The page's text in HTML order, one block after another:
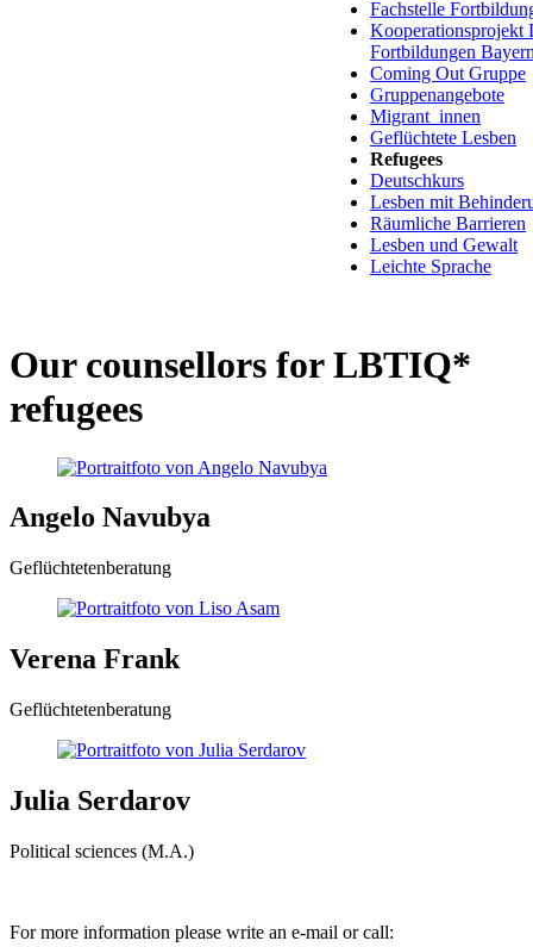
Fachstelle
Fortbildungen
Coming Out Gruppe
Gruppenangebote
Migrant_innen
Geflüchtete Lesben
Refugees
Deutschkurs
Lesben mit
Räumliche Barrieren
Lesben und Gewalt
Leichte Sprache
Our counsellors for LBTIQ*
refugees
Angelo Navubya
Geflüchtetenberatung
Verena Frank
Geflüchtetenberatung
Julia Serdarov
Political sciences (M.A.)
For more information please write an e-mail or call: